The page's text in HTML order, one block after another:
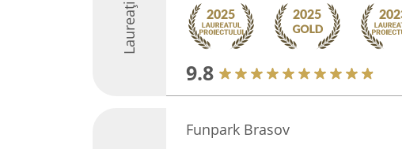
Laureați
9.8
Funpark Brasov